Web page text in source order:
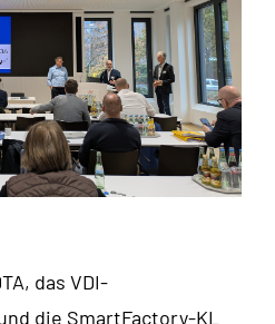
das VDI-
die SmartFactory-KL